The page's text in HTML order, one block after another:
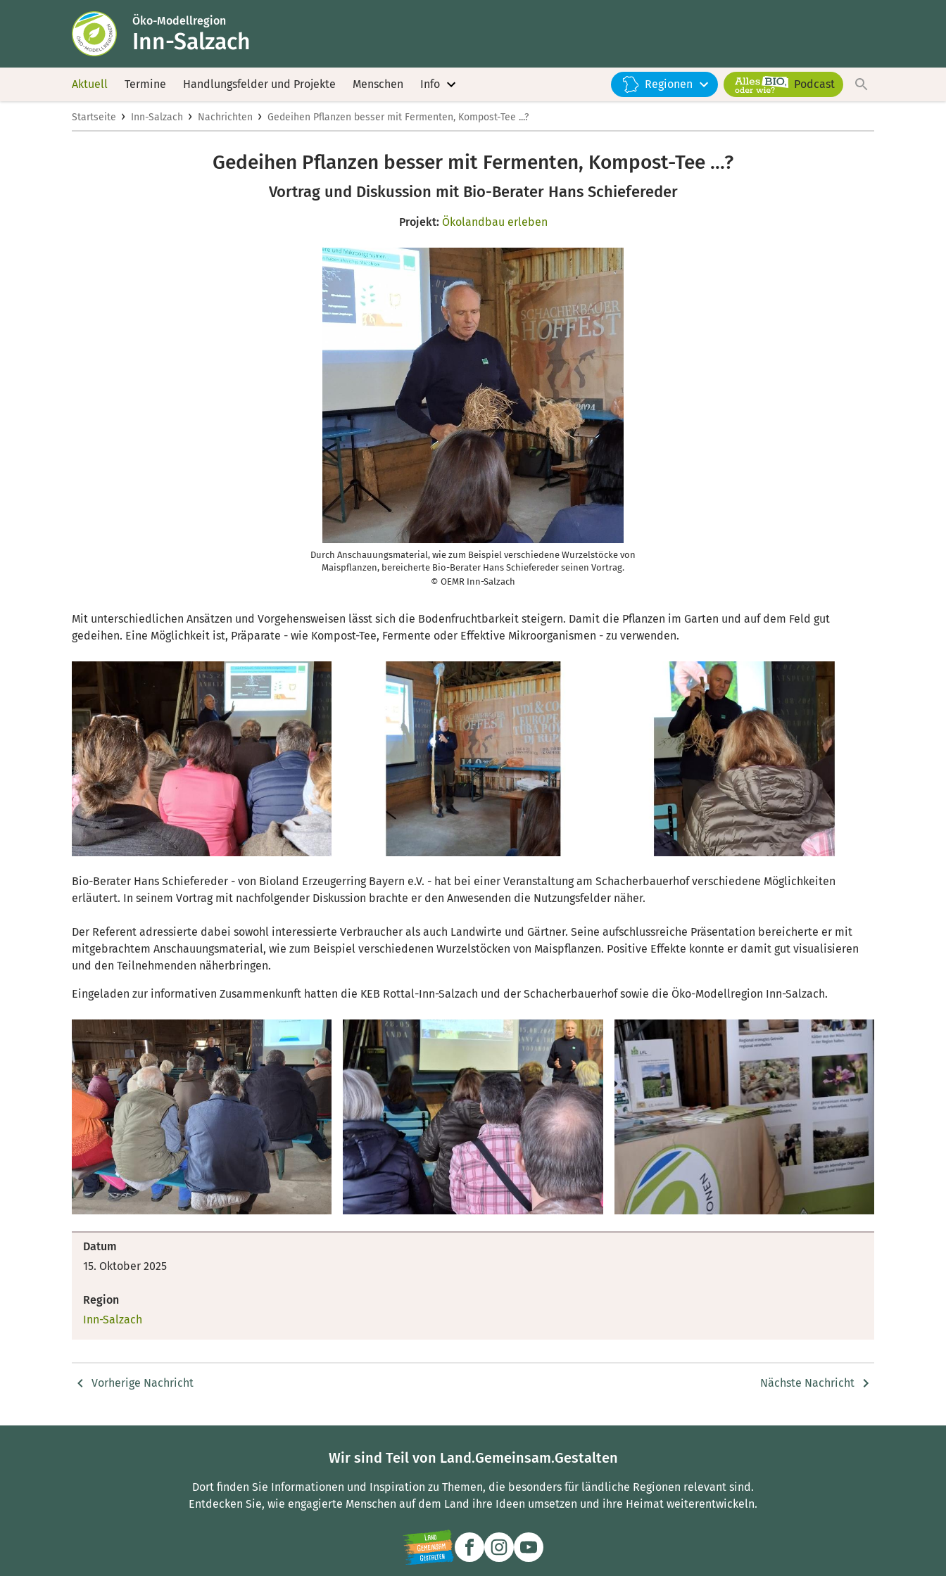
Öko-Modellregion
Inn-Salzach
Aktuell Termine Handlungsfelder und Projekte Menschen Info Regionen Podcast
Startseite › Inn-Salzach › Nachrichten › Gedeihen Pflanzen besser mit Fermenten, Kompost-Tee ...?
Gedeihen Pflanzen besser mit Fermenten, Kompost-Tee ...?
Vortrag und Diskussion mit Bio-Berater Hans Schiefereder
Projekt: Ökolandbau erleben
Durch Anschauungsmaterial, wie zum Beispiel verschiedene Wurzelstöcke von
Maispflanzen, bereicherte Bio-Berater Hans Schiefereder seinen Vortrag.
© OEMR Inn-Salzach
Mit unterschiedlichen Ansätzen und Vorgehensweisen lässt sich die Bodenfruchtbarkeit steigern. Damit die Pflanzen im Garten und auf dem Feld gut
gedeihen. Eine Möglichkeit ist, Präparate - wie Kompost-Tee, Fermente oder Effektive Mikroorganismen - zu verwenden.
Bio-Berater Hans Schiefereder - von Bioland Erzeugerring Bayern e.V. - hat bei einer Veranstaltung am Schacherbauerhof verschiedene Möglichkeiten
erläutert. In seinem Vortrag mit nachfolgender Diskussion brachte er den Anwesenden die Nutzungsfelder näher.
Der Referent adressierte dabei sowohl interessierte Verbraucher als auch Landwirte und Gärtner. Seine aufschlussreiche Präsentation bereicherte er mit
mitgebrachtem Anschauungsmaterial, wie zum Beispiel verschiedenen Wurzelstöcken von Maispflanzen. Positive Effekte konnte er damit gut visualisieren
und den Teilnehmenden näherbringen.
Eingeladen zur informativen Zusammenkunft hatten die KEB Rottal-Inn-Salzach und der Schacherbauerhof sowie die Öko-Modellregion Inn-Salzach.
Datum
15. Oktober 2025
Region
Inn-Salzach
Vorherige Nachricht Nächste Nachricht
Wir sind Teil von Land.Gemeinsam.Gestalten
Dort finden Sie Informationen und Inspiration zu Themen, die besonders für ländliche Regionen relevant sind.
Entdecken Sie, wie engagierte Menschen auf dem Land ihre Ideen umsetzen und ihre Heimat weiterentwickeln.